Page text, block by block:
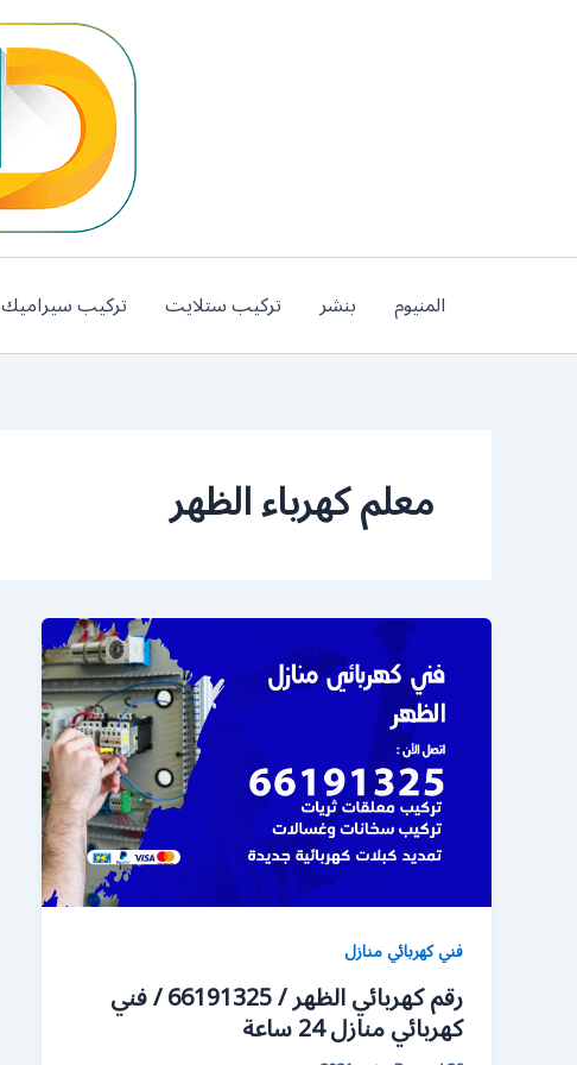
المنيوم بنشر تركيب ستلايت تركيب سيراميك
معلم كهرباء الظهر
فني كهربائي منازل
رقم كهربائي الظهر / 66191325 / فني
كهربائي منازل 24 ساعة